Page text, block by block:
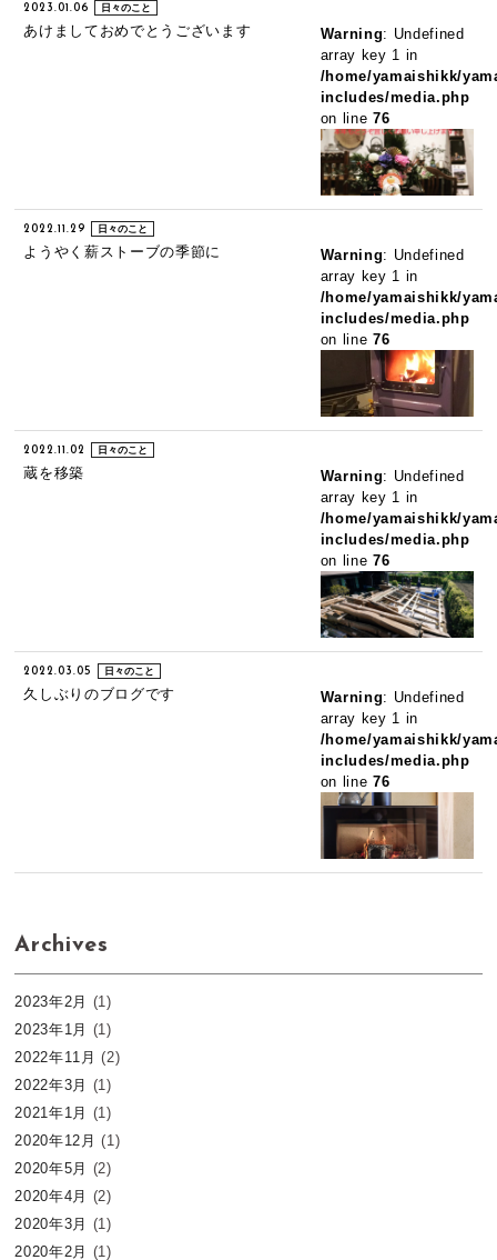
Warning: Undefined
array key 1 in
/home/yamaishikk/
includes/media.php
on line76
2023.01.06 日々のこと
あけましておめでとうございます
Warning: Undefined
array key 1 in
/home/yamaishikk/
includes/media.php
on line76
2022.11.29 日々のこと
ようやく薪ストーブの季節に
Warning: Undefined
array key 1 in
/home/yamaishikk/
includes/media.php
on line76
2022.11.02 日々のこと
蔵を移築
Warning: Undefined
array key 1 in
/home/yamaishikk/
includes/media.php
on line76
2022.03.05 日々のこと
久しぶりのブログです
Archives
2023年2月 (1)
2023年1月 (1)
2022年11月 (2)
2022年3月 (1)
2021年1月 (1)
2020年12月 (1)
2020年5月 (2)
2020年4月 (2)
2020年3月 (1)
2020年2月 (1)